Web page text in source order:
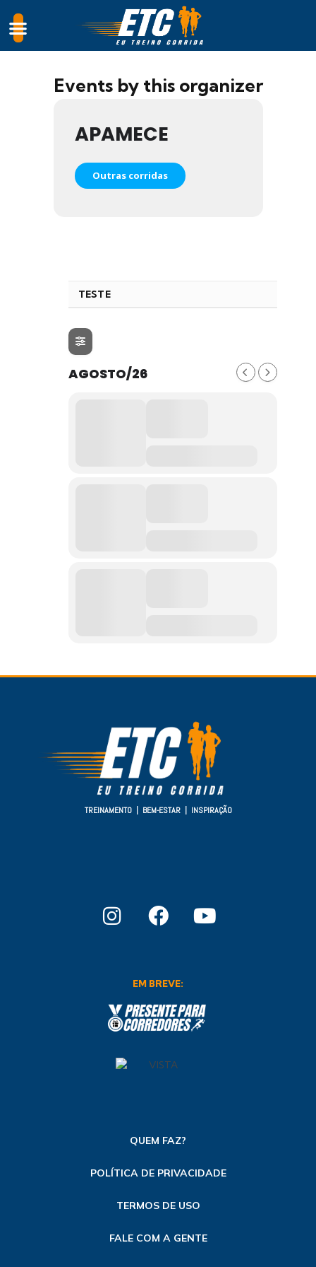
Events by this organizer
APAMECE
Outras corridas
TESTE
AGOSTO/26
TREINAMENTO | BEM-ESTAR | INSPIRAÇÃO
EM BREVE:
QUEM FAZ?
POLÍTICA DE PRIVACIDADE
TERMOS DE USO
FALE COM A GENTE